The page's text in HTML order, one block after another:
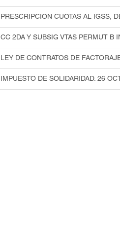
PRESCRIPCION CUOTAS AL IGSS,
CC 2DA Y SUBSIG VTAS PERMUT B
LEY DE CONTRATOS DE
IMPUESTO DE SOLIDARIDAD. 26